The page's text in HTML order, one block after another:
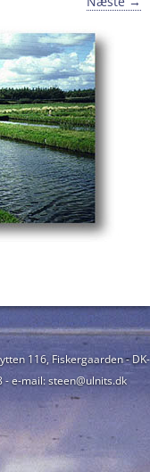
116, Fiskergaarden - DK-
- e-mail: steen@ulnits.dk